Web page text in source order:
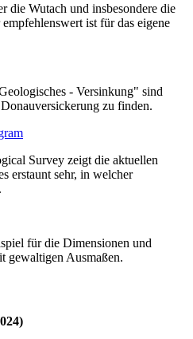
die Wutach und insbesondere die
ist für das eigene
- Versinkung" sind
zu finden.
Survey zeigt die aktuellen
erstaunt sehr, in welcher
für die Dimensionen und
gewaltigen Ausmaßen.